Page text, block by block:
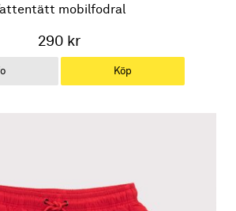
mobilfodral
290 kr
Köp